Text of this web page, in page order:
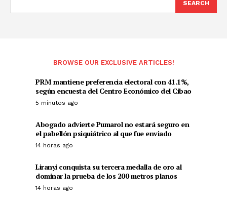
SEARCH
BROWSE OUR EXCLUSIVE ARTICLES!
PRM mantiene preferencia electoral con 41.1%,
según encuesta del Centro Económico del Cibao
5 minutos ago
Abogado advierte Pumarol no estará seguro en
el pabellón psiquiátrico al que fue enviado
14 horas ago
Liranyi conquista su tercera medalla de oro al
dominar la prueba de los 200 metros planos
14 horas ago